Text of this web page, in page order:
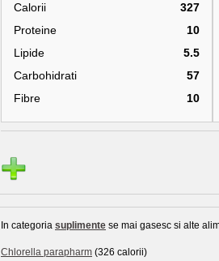
Calorii
327
Proteine
10
Lipide
5.5
Carbohidrati
57
Fibre
10
In categoria suplimente se mai gasesc si alte
Chlorella parapharm (326 calorii)